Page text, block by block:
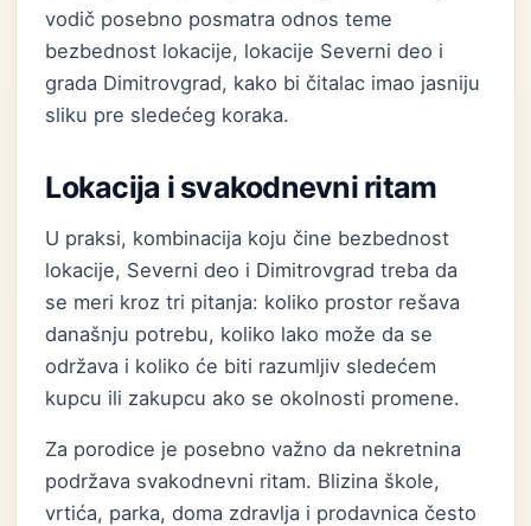
vodič posebno posmatra odnos teme
bezbednost lokacije, lokacije Severni deo i
grada Dimitrovgrad, kako bi čitalac imao jasniju
sliku pre sledećeg koraka.
Lokacija i svakodnevni ritam
U praksi, kombinacija koju čine bezbednost
lokacije, Severni deo i Dimitrovgrad treba da
se meri kroz tri pitanja: koliko prostor rešava
današnju potrebu, koliko lako može da se
održava i koliko će biti razumljiv sledećem
kupcu ili zakupcu ako se okolnosti promene.
Za porodice je posebno važno da nekretnina
podržava svakodnevni ritam. Blizina škole,
vrtića, parka, doma zdravlja i prodavnica često